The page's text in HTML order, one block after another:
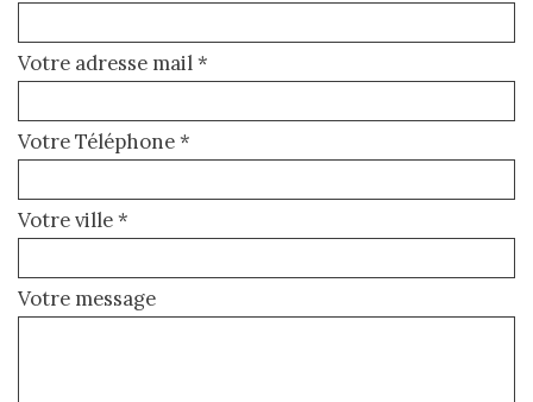
Votre adresse mail *
Votre Téléphone *
Votre ville *
Votre message